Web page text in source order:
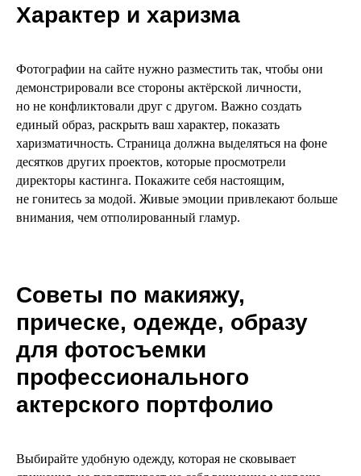
Характер и харизма
Фотографии на сайте нужно разместить так, чтобы они
демонстрировали все стороны актёрской личности,
но не конфликтовали друг с другом. Важно создать
единый образ, раскрыть ваш характер, показать
харизматичность. Страница должна выделяться на фоне
десятков других проектов, которые просмотрели
директоры кастинга. Покажите себя настоящим,
не гонитесь за модой. Живые эмоции привлекают больше
внимания, чем отполированный гламур.
Советы по макияжу,
прическе, одежде, образу
для фотосъемки
профессионального
актерского портфолио
Выбирайте удобную одежду, которая не сковывает